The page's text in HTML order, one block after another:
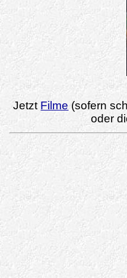
Jetzt Filme (sofern
oder